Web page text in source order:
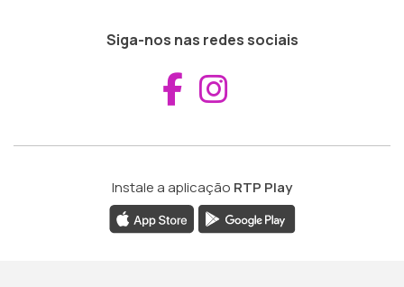
Siga-nos nas redes sociais
Aceder ao
Instale a aplicação RTP Play